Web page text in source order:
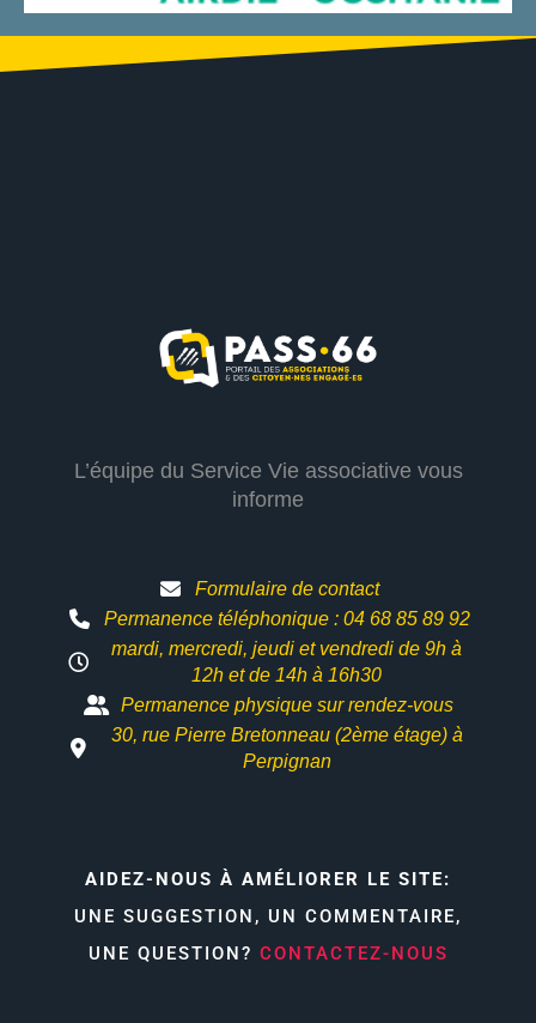
L’équipe du Service Vie associative vous
informe
Formulaire de contact
Permanence téléphonique : 04 68 85 89 92
mardi, mercredi, jeudi et vendredi de 9h à
12h etde 14h à 16h30
Permanence physique sur rendez-vous
30, rue Pierre Bretonneau (2ème étage) à
Perpignan
AIDEZ-NOUS À AMÉLIORER LE SITE:
UNE SUGGESTION, UN COMMENTAIRE,
UNE QUESTION? CONTACTEZ-NOUS